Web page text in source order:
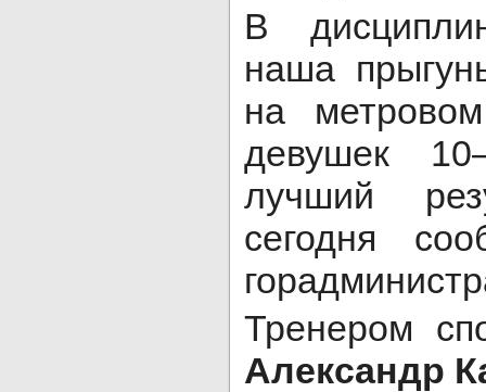
В
наша
на
девушек
лучший
сегодня
Тренером
Александр